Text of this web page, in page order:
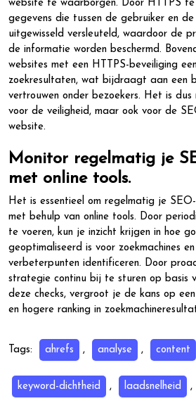
website te waarborgen. Door HTTPS te
gegevens die tussen de gebruiker en
uitgewisseld versleuteld, waardoor de
de informatie worden beschermd.
websites met een HTTPS-beveiliging
zoekresultaten, wat bijdraagt aan een
vertrouwen onder bezoekers. Het is
voor de veiligheid, maar ook voor de
website.
Monitor regelmatig je
met online tools.
Het is essentieel om regelmatig je
met behulp van online tools. Door
te voeren, kun je inzicht krijgen in hoe
geoptimaliseerd is voor zoekmachines
verbeterpunten identificeren. Door
strategie continu bij te sturen op basis
deze checks, vergroot je de kans op
en hogere ranking in
Tags: ahrefs , analyse , content
keyword-dichtheid , laadsnelheid ,